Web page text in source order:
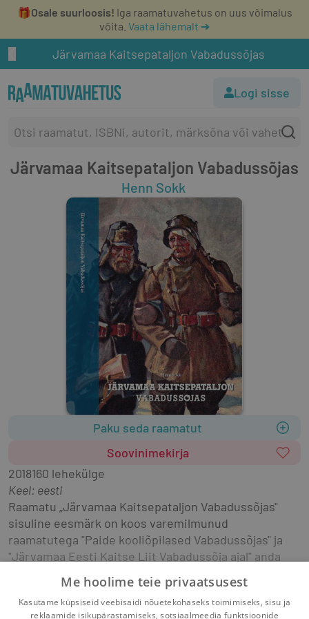
🎁Osale suurloosis! Iga raamatuvahetus on uus võimalus
võita. Vaata lähemalt ➔
Järvamaa Kaitsepataljon Vabadussõjas
Logi sisse
Järvamaa Kaitsepataljon Vabadussõjas
Henn Sokk
Paku seda raamatut
Soovinimekirja
2018160 lehekülge
Keel: eesti
Raamatu „Järvamaa Kaitsepataljon Vabadussõjas"
sisuline eesmärk on koos varemilmunud
raamatutega "Paide kooliõpilased Vabadussõjas" ja
"Järvamaa Eesti Kaitse Liit Vabadussõja ajal" anda
olukorrast ja rahva meelolust.
Näita rohkem
Me hoolime teie privaatsusest
Kasutame küpsiseid veebisaidi nõuetekohaseks toimimiseks, sisu ja
reklaamide isikupärastamiseks, sotsiaalmeedia funktsioonide